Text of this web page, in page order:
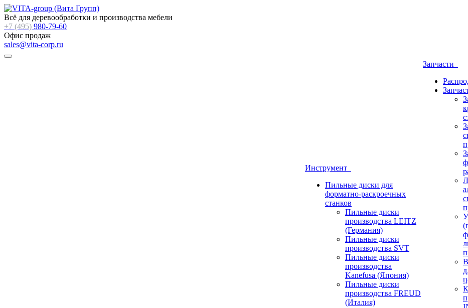
Всё для деревообработки и производства мебели
+7 (495) 980-79-60
Офис продаж
sales@vita-corp.ru
Инструмент
Пильные диски для
форматно-раскроечных
станков
Пильные диски
производства LEITZ
(Германия)
Пильные диски
производства SVT
Пильные диски
производства
Kanefusa (Япония)
Пильные диски
производства FREUD
(Италия)
Запчасти